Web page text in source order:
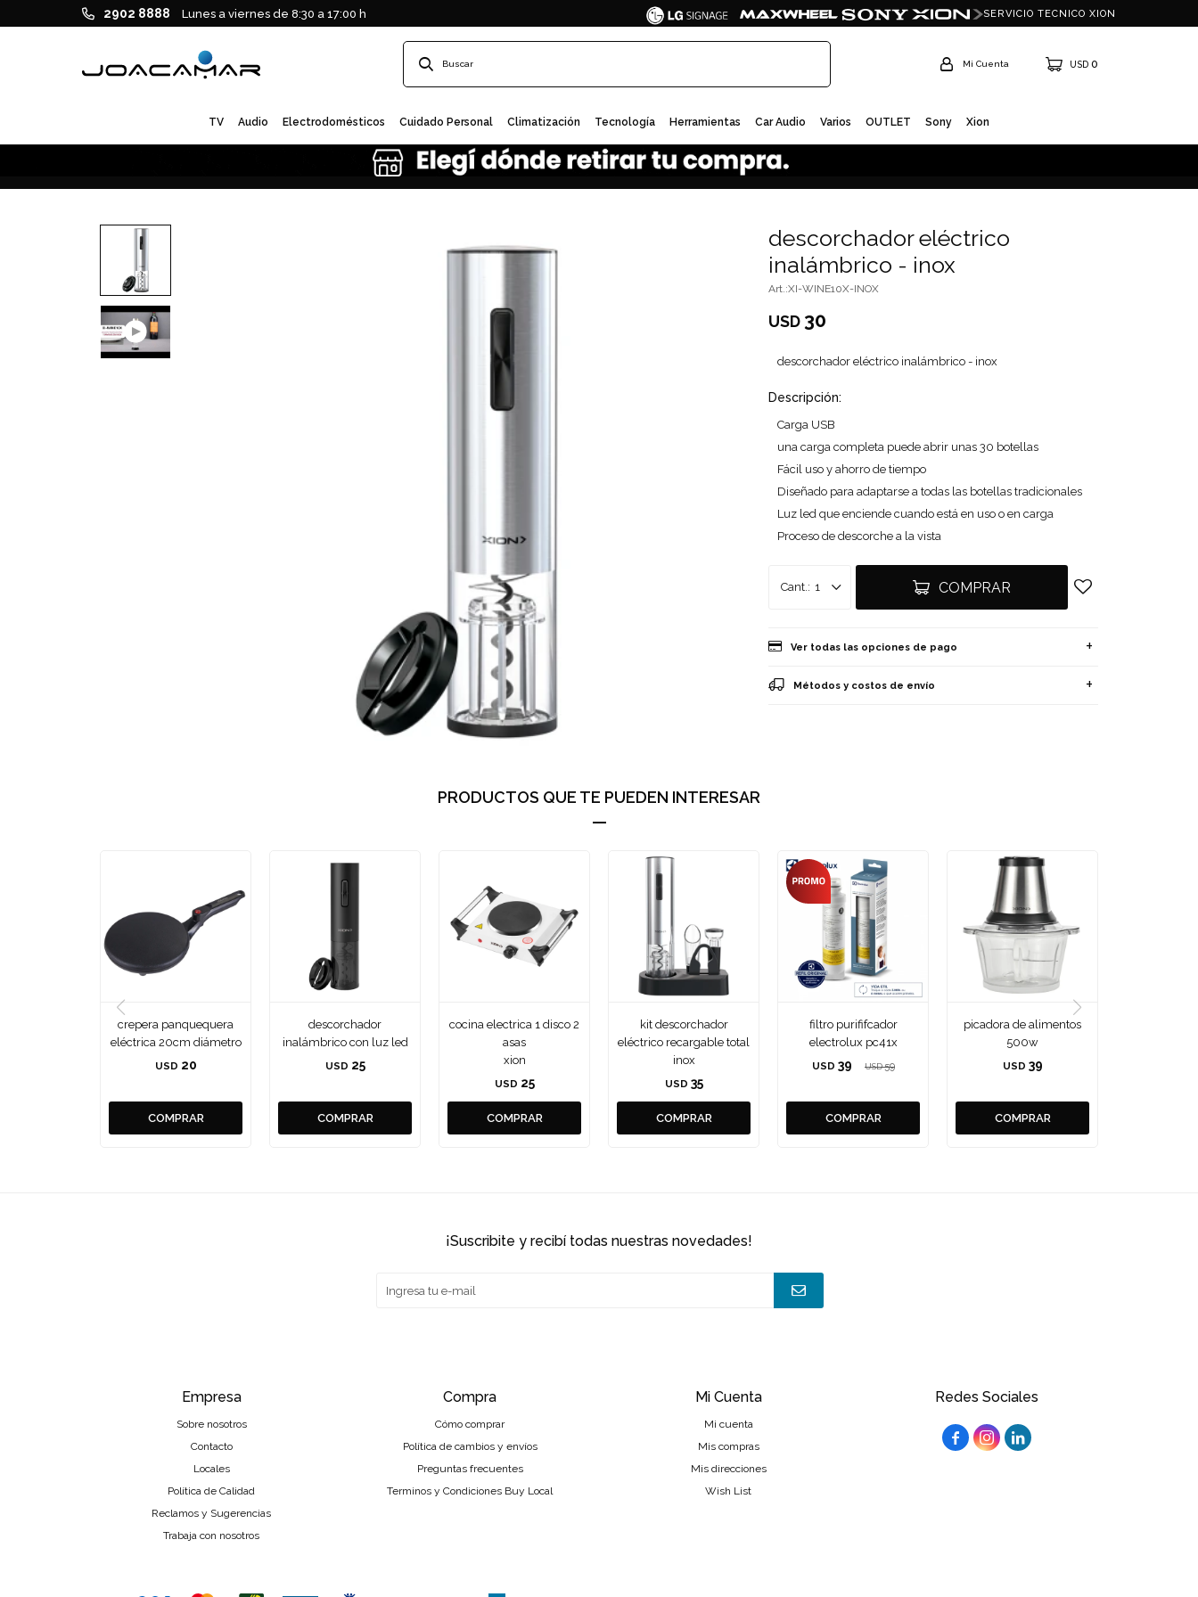
TV Audio Electrodomésticos Cuidado Personal Climatización Tecnología Herramientas Car Audio Varios OUTLET Sony Xion
USD 0
2902 8888 Lunes a viernes de 8:30 a 17:00 h SERVICIO TECNICO XION
descorchador eléctrico
inalámbrico - inox
XI-WINE10X-INOX
USD 30
descorchador eléctrico inalámbrico - inox
Descripción:
Carga USB
una carga completa puede abrir unas 30 botellas
Fácil uso y ahorro de tiempo
Diseñado para adaptarse a todas las botellas tradicionales
Luz led que enciende cuando está en uso o en carga
Proceso de descorche a la vista
1 COMPRAR
Ver todas las opciones de pago
Métodos y costos de envío
PRODUCTOS QUE TE PUEDEN INTERESAR
crepera panquequera
eléctrica 20cm diámetro
USD 20
descorchador
inalámbrico con luz led
USD 25
cocina electrica 1 disco 2
asas
xion
USD 25
kit descorchador
eléctrico recargable total
inox
USD 35
filtro purififcador
electrolux pc41x
USD 39 USD 59
picadora de alimentos
500w
USD 39
Redes Sociales
  
Empresa
Sobre nosotros
Contacto
Locales
Política de Calidad
Reclamos y Sugerencias
Trabaja con nosotros
Compra
Cómo comprar
Política de cambios y envíos
Preguntas frecuentes
Terminos y Condiciones Buy Local
Mi Cuenta
Mi cuenta
Mis compras
Mis direcciones
Wish List
¡suscribite y recibí todas nuestras novedades!